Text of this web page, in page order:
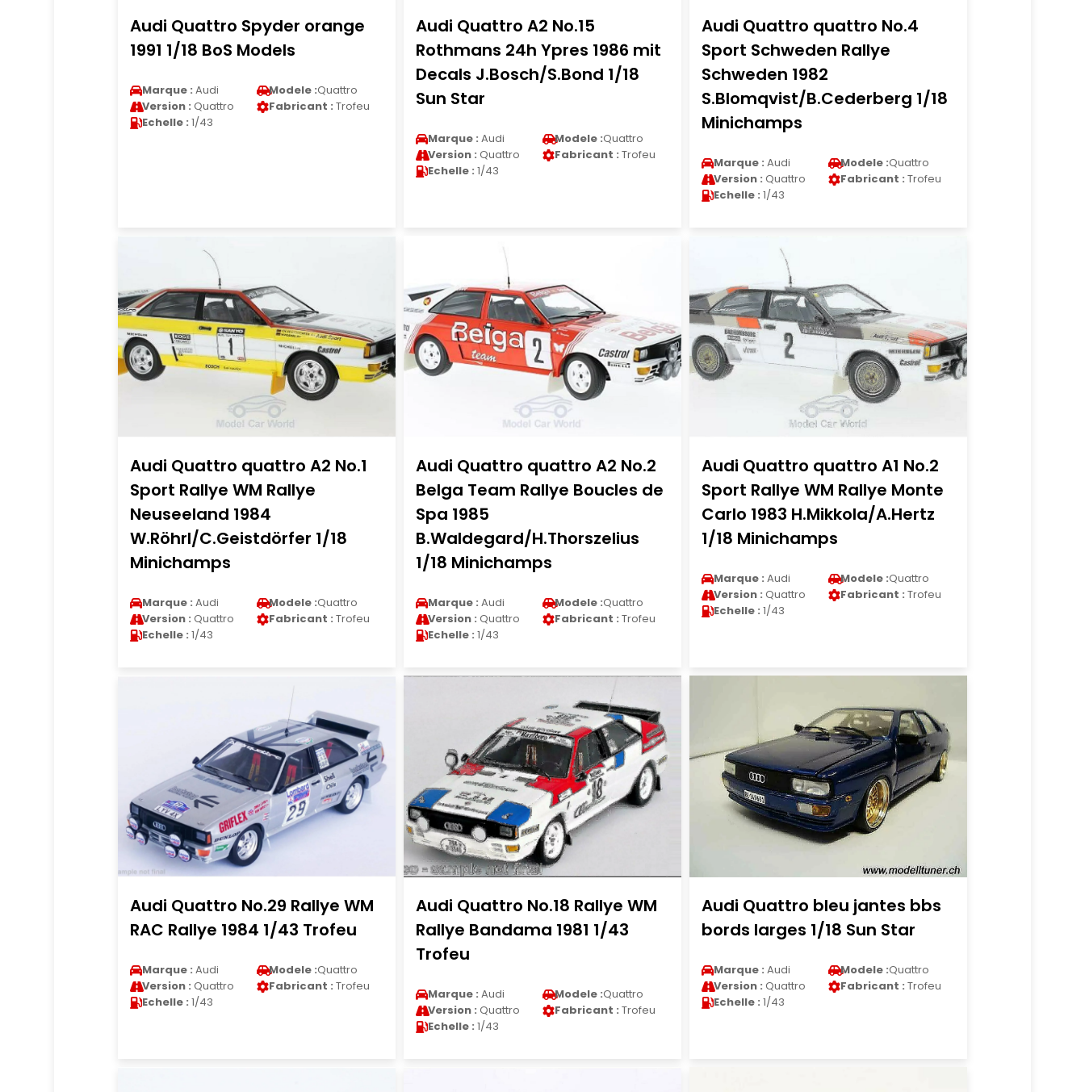
Audi Quattro Spyder orange
1991 1/18 BoS Models
Marque : Audi Modele :Quattro
Version : Quattro Fabricant : Trofeu
Echelle : 1/43
Audi Quattro A2 No.15
Rothmans 24h Ypres 1986 mit
Decals J.Bosch/S.Bond 1/18
Sun Star
Marque : Audi Modele :Quattro
Version : Quattro Fabricant : Trofeu
Echelle : 1/43
Audi Quattro quattro No.4
Sport Schweden Rallye
Schweden 1982
S.Blomqvist/B.Cederberg 1/18
Minichamps
Marque : Audi Modele :Quattro
Version : Quattro Fabricant : Trofeu
Echelle : 1/43
Audi Quattro quattro A2 No.1
Sport Rallye WM Rallye
Neuseeland 1984
W.Röhrl/C.Geistdörfer 1/18
Minichamps
Marque : Audi Modele :Quattro
Version : Quattro Fabricant : Trofeu
Echelle : 1/43
Audi Quattro quattro A2 No.2
Belga Team Rallye Boucles de
Spa 1985
B.Waldegard/H.Thorszelius
1/18 Minichamps
Marque : Audi Modele :Quattro
Version : Quattro Fabricant : Trofeu
Echelle : 1/43
Audi Quattro quattro A1 No.2
Sport Rallye WM Rallye Monte
Carlo 1983 H.Mikkola/A.Hertz
1/18 Minichamps
Marque : Audi Modele :Quattro
Version : Quattro Fabricant : Trofeu
Echelle : 1/43
Audi Quattro No.29 Rallye WM
RAC Rallye 1984 1/43 Trofeu
Marque : Audi Modele :Quattro
Version : Quattro Fabricant : Trofeu
Echelle : 1/43
Audi Quattro No.18 Rallye WM
Rallye Bandama 1981 1/43
Trofeu
Marque : Audi Modele :Quattro
Version : Quattro Fabricant : Trofeu
Echelle : 1/43
Audi Quattro bleu jantes bbs
bords larges 1/18 Sun Star
Marque : Audi Modele :Quattro
Version : Quattro Fabricant : Trofeu
Echelle : 1/43